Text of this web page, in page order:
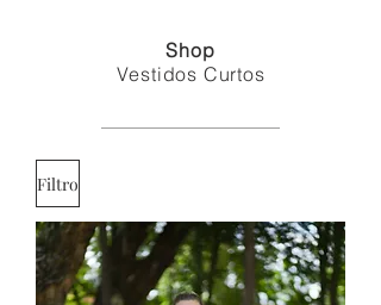
Shop
Vestidos Curtos
Filtro